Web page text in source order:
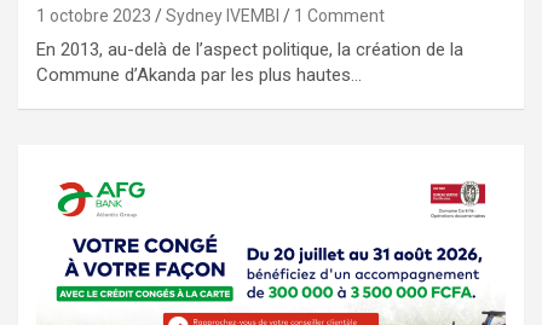
1 octobre 2023 Sydney IVEMBI 1 Comment
En 2013, au-delà de l’aspect politique, la création de la
Commune d’Akanda par les plus hautes…